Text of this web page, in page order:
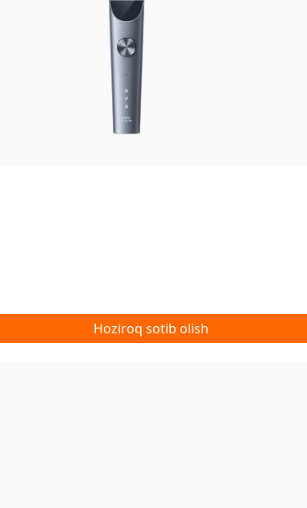
Hoziroq sotib olish